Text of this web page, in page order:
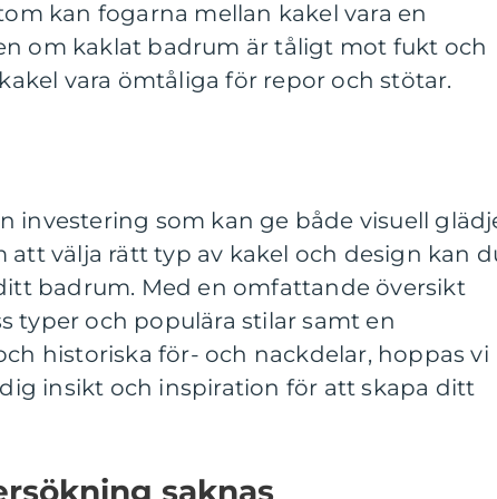
kan fogarna mellan kakel vara en
om kaklat badrum är tåligt mot fukt och
vara ömtåliga för repor och stötar.
investering som kan ge både visuell
att välja rätt typ av kakel och design kan
badrum. Med en omfattande översikt
typer och populära stilar samt en
historiska för- och nackdelar, hoppas vi
insikt och inspiration för att skapa ditt